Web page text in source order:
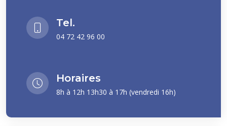
Tel.
04 72 42 96 00
Horaires
8h à 12h 13h30 à 17h (vendredi 16h)